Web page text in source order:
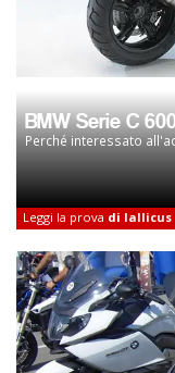
BMW Serie C
Perché interessato
Leggi la prova di lallicus